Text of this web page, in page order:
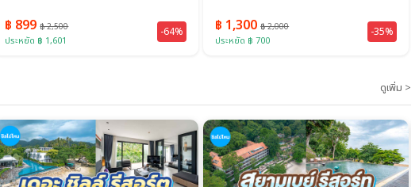
฿ 899฿ 2,500
ประหยัด ฿ 1,601
-64% ฿ 1,300฿ 2,000
ประหยัด ฿ 700
-35%
ดูเพิ่ม >